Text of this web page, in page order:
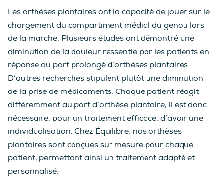
Les orthèses plantaires ont la capacité de jouer sur le
chargement du compartiment médial du genou lors
de la marche. Plusieurs études ont démontré une
diminution de la douleur ressentie par les patients en
réponse au port prolongé d’orthèses plantaires.
D’autres recherches stipulent plutôt une diminution
de la prise de médicaments. Chaque patient réagit
différemment au port d’orthèse plantaire, il est donc
nécessaire, pour un traitement efficace, d’avoir une
individualisation. Chez Équilibre, nos orthèses
plantaires sont conçues sur mesure pour chaque
patient, permettant ainsi un traitement adapté et
personnalisé.